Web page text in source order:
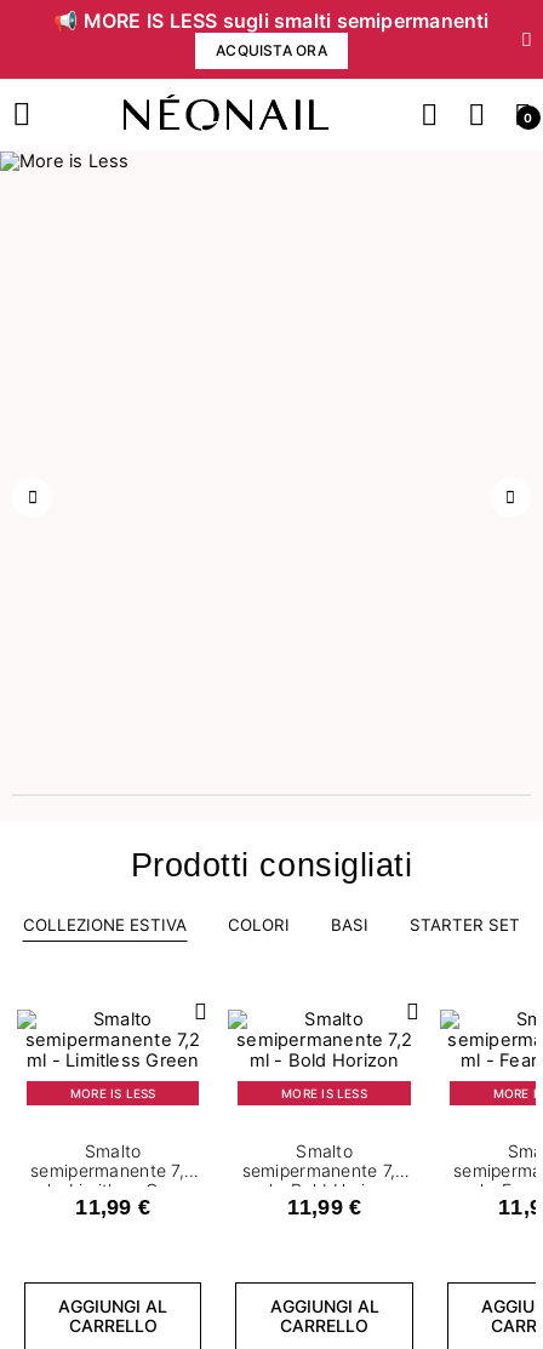
📢 MORE IS LESS sugli smalti semipermanenti
ACQUISTA ORA
0
Prodotti consigliati
COLLEZIONE ESTIVA COLORI BASI STARTER SET
MORE IS LESS
Smalto
semipermanente 7,2
ml - Limitless Green
11,99 €
AGGIUNGI AL
CARRELLO
MORE IS LESS
Smalto
semipermanente 7,2
ml - Bold Horizon
11,99 €
AGGIUNGI AL
CARRELLO
MORE
ml -